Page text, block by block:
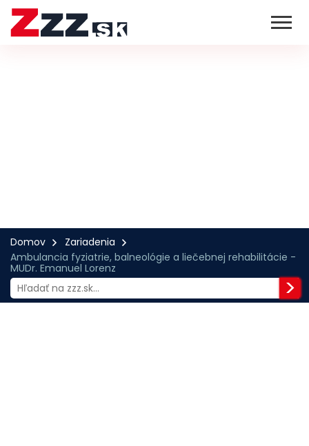
Domov
Zariadenia
Ambulancia fyziatrie, balneológie a liečebnej rehabilitácie -
MUDr. Emanuel Lorenz